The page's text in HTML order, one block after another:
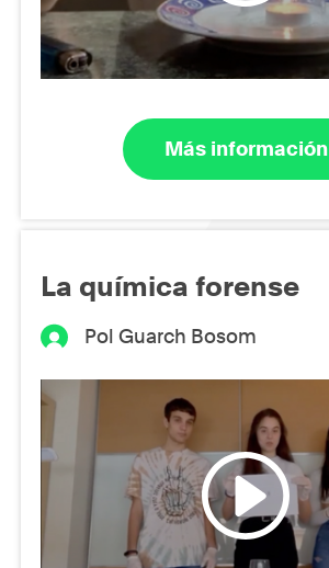
Más información
La química forense
Pol Guarch Bosom